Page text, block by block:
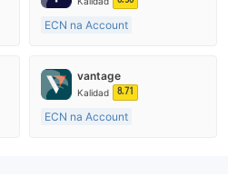
ECN na Account
Kinokontrol sa Australia
Paggawa ng Market (MM)
vantage
Kalidad 8.71
ECN na Account